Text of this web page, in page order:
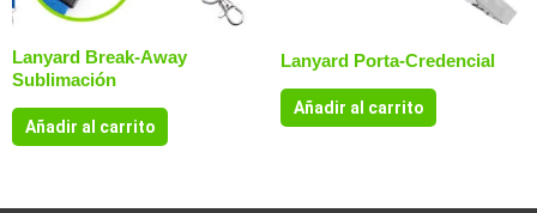
Lanyard Break-Away
Sublimación
Añadir al carrito
Lanyard Porta-Credencial
Añadir al carrito